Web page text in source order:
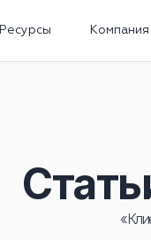
Ресурсы Компания